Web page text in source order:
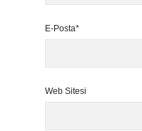
E-Posta*
Web Sitesi